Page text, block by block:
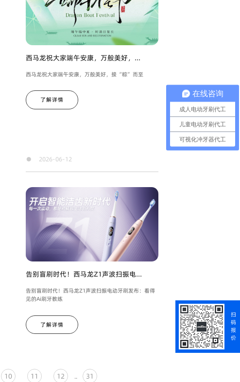
西马龙祝大家端午安康，万般美好，...
西马龙祝大家端午安康，万般美好，接“粽”而至
了解详情
● 2026-06-12
告别盲刷时代！西马龙Z1声波扫振电...
告别盲刷时代！西马龙Z1声波扫振电动牙刷发布：看得
见的Ai刷牙教练
了解详情
10 11 12 .. 31
扫
码
报
价
在线咨询
成人电动牙刷代工
儿童电动牙刷代工
可视化冲牙器代工